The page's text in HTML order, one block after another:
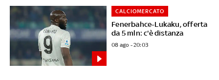
Fenerbahce-Lukaku, offerta
da 5 mln: c'è distanza
CALCIOMERCATO
08 ago - 20:03